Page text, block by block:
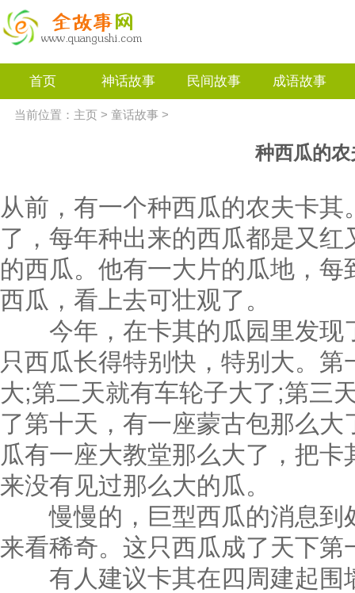
首页 神话故事 民间故事 成语故事
当前位置： 主页 > 童话故事 >
种西瓜的农
从前，有一个种西瓜的农夫卡
了，每年种出来的西瓜都是又
的西瓜。他有一大片的瓜地，
西瓜，看上去可壮观了。
今年，在卡其的瓜园里发现
只西瓜长得特别快，特别大。
大;第二天就有车轮子大了;第
了第十天，有一座蒙古包那么
瓜有一座大教堂那么大了，把
来没有见过那么大的瓜。
慢慢的，巨型西瓜的消息到
来看稀奇。这只西瓜成了天下
有人建议卡其在四周建起围